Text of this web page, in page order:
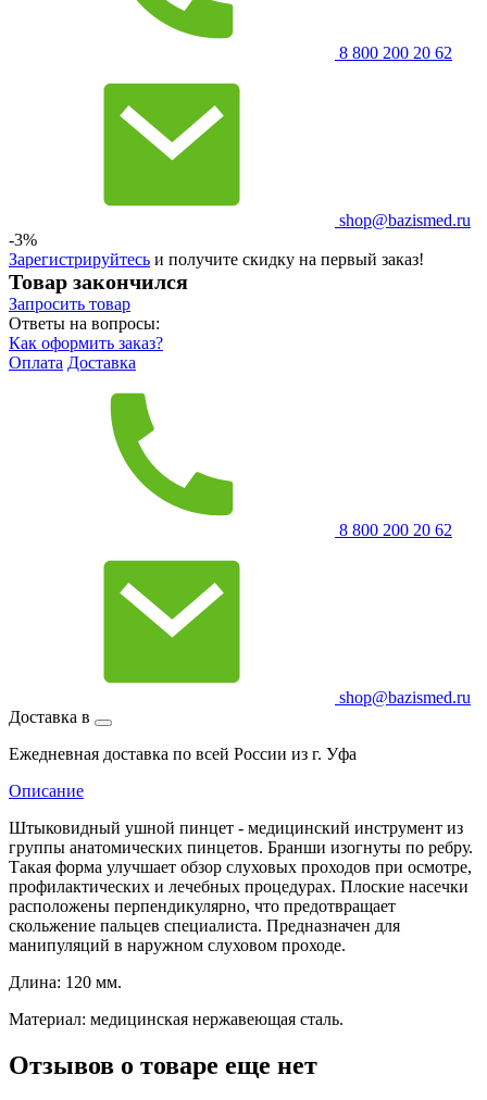
8 800 200 20 62
shop@bazismed.ru
-3%
Зарегистрируйтесь и получите скидку на первый заказ!
Товар закончился
Запросить товар
Ответы на вопросы:
Как оформить заказ?
Оплата Доставка
8 800 200 20 62
shop@bazismed.ru
Доставка в
Ежедневная доставка по всей России из г. Уфа
Описание
Штыковидный ушной пинцет - медицинский инструмент из
группы анатомических пинцетов. Бранши изогнуты по ребру.
Такая форма улучшает обзор слуховых проходов при осмотре,
профилактических и лечебных процедурах. Плоские насечки
расположены перпендикулярно, что предотвращает
скольжение пальцев специалиста. Предназначен для
манипуляций в наружном слуховом проходе.
Длина: 120 мм.
Материал: медицинская нержавеющая сталь.
Отзывов о товаре еще нет